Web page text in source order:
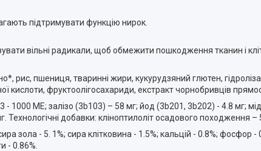
підтримувати функцію нирок.
вільні радикали, щоб обмежити пошкодження тканин і
рис, пшениця, тваринні жири, кукурудзяний глютен,
кислоти, фруктоолігосахариди, екстракт чорнобривців
- 1000 MЕ; залізо (3b103) – 58 мг; йод (3b201, 3b202) - 4.8 мг;
добавки: кліноптилоліт осадового походження
зола - 5. 1%; сира клітковина - 1.5%; кальцій - 0.8%; фосфор -
- 0.86%.